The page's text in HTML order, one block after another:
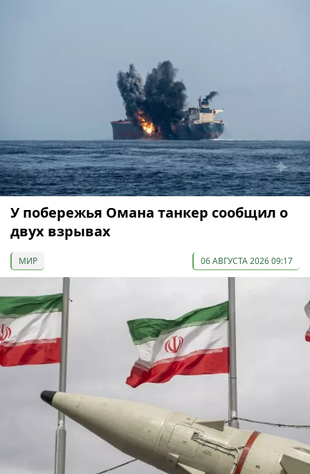
У побережья Омана танкер сообщил о
двух взрывах
МИР 06 АВГУСТА 2026 09:17